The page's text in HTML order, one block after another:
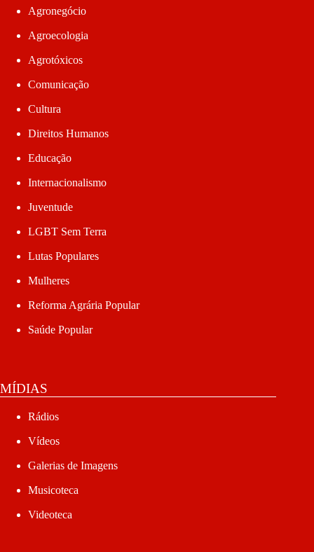
Agronegócio
Agroecologia
Agrotóxicos
Comunicação
Cultura
Direitos Humanos
Educação
Internacionalismo
Juventude
LGBT Sem Terra
Lutas Populares
Mulheres
Reforma Agrária Popular
Saúde Popular
MÍDIAS
Rádios
Vídeos
Galerias de Imagens
Musicoteca
Videoteca